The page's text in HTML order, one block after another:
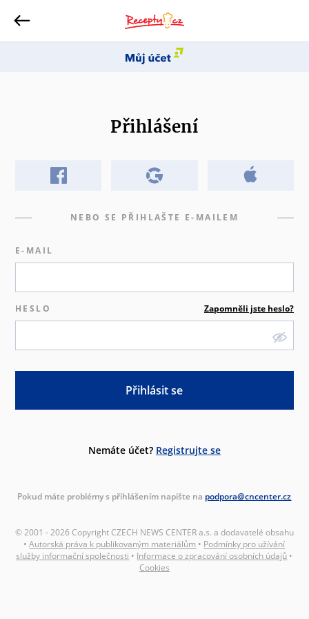
Přihlášení
NEBO SE PŘIHLAŠTE E-MAILEM
E-MAIL
HESLO Zapomněli jste heslo?
Přihlásit se
Nemáte účet? Registrujte se
Pokud máte problémy s přihlášením napište na podpora@cncenter.cz
© 2001 - 2026 Copyright CZECH NEWS CENTER a.s. a dodavatelé obsahu
•Autorská práva k publikovaným materiálům • Podmínky pro užívání
služby informační společnosti • Informace o zpracování osobních údajů •
Cookies